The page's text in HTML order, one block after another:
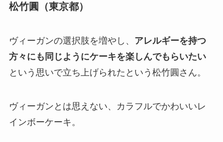
松竹圓（東京都）
ヴィーガンの選択肢を増やし、 アレルギーを持つ
方々にも同じようにケーキを楽しんでもらいたい
という思いで立ち上げられたという松竹圓さん。
ヴィーガンとは思えない、カラフルでかわいいレ
インボーケーキ。